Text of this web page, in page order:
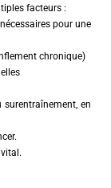
facteurs :
pour une
chronique)
en